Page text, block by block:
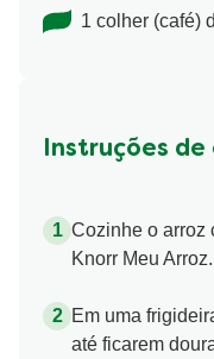
1 colher (café)
Instruções de
Cozinhe o arroz
Knorr Meu
Em uma
até ficarem